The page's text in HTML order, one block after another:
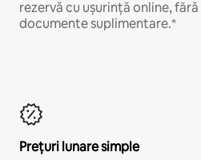
rezervă cu ușurință online,
documente suplimentare.*
Prețuri lunare simple